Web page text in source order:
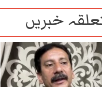
خبریں